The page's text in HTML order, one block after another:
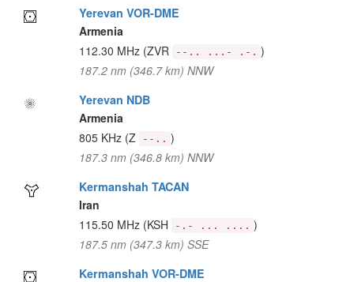
Yerevan VOR-DME
Armenia
112.30 MHz (ZVR --.. ...- .-. )
187.2 nm (346.7 km) NNW
Yerevan NDB
Armenia
805 KHz (Z --.. )
187.3 nm (346.8 km) NNW
Kermanshah TACAN
Iran
115.50 MHz (KSH -.- ... .... )
187.5 nm (347.3 km) SSE
Kermanshah VOR-DME